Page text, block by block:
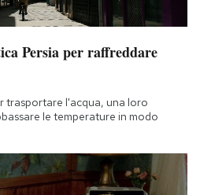
Persia per raffreddare
trasportare l'acqua, una loro
le temperature in modo